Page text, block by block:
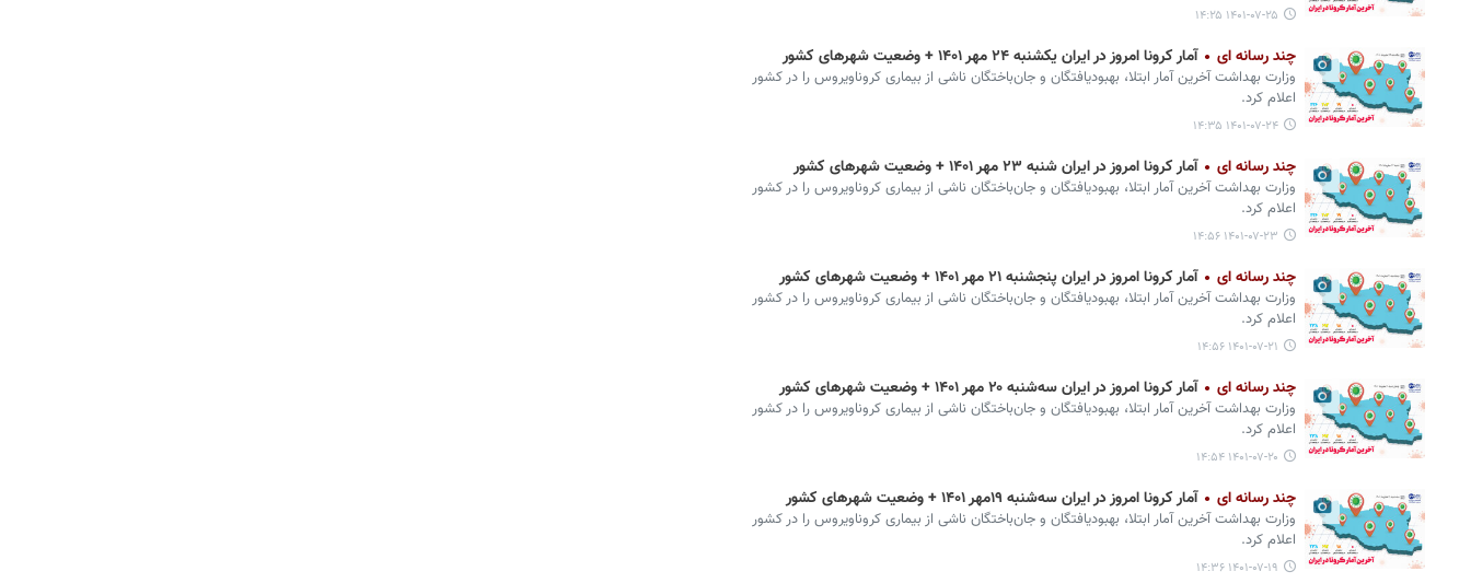
۱۴۰۱-۰۷-۲۵ ۱۴:۲۵
چند رسانه ای آمار کرونا امروز در ایران یکشنبه ۲۴ مهر ۱۴۰۱ + وضعیت شهرهای کشور
وزارت بهداشت آخرین آمار ابتلا، بهبودیافتگان و جان‌باختگان ناشی از بیماری کروناویروس را در کشور
اعلام کرد.
۱۴۰۱-۰۷-۲۴ ۱۴:۳۵
چند رسانه ای آمار کرونا امروز در ایران شنبه ۲۳ مهر ۱۴۰۱ + وضعیت شهرهای کشور
وزارت بهداشت آخرین آمار ابتلا، بهبودیافتگان و جان‌باختگان ناشی از بیماری کروناویروس را در کشور
اعلام کرد.
۱۴۰۱-۰۷-۲۳ ۱۴:۵۶
چند رسانه ای آمار کرونا امروز در ایران پنجشنبه ۲۱ مهر ۱۴۰۱ + وضعیت شهرهای کشور
وزارت بهداشت آخرین آمار ابتلا، بهبودیافتگان و جان‌باختگان ناشی از بیماری کروناویروس را در کشور
اعلام کرد.
۱۴۰۱-۰۷-۲۱ ۱۴:۵۶
چند رسانه ای آمار کرونا امروز در ایران سه‌شنبه ۲۰ مهر ۱۴۰۱ + وضعیت شهرهای کشور
وزارت بهداشت آخرین آمار ابتلا، بهبودیافتگان و جان‌باختگان ناشی از بیماری کروناویروس را در کشور
اعلام کرد.
۱۴۰۱-۰۷-۲۰ ۱۴:۵۴
چند رسانه ای آمار کرونا امروز در ایران سه‌شنبه ۱۹مهر ۱۴۰۱ + وضعیت شهرهای کشور
وزارت بهداشت آخرین آمار ابتلا، بهبودیافتگان و جان‌باختگان ناشی از بیماری کروناویروس را در کشور
اعلام کرد.
۱۴۰۱-۰۷-۱۹ ۱۴:۳۶